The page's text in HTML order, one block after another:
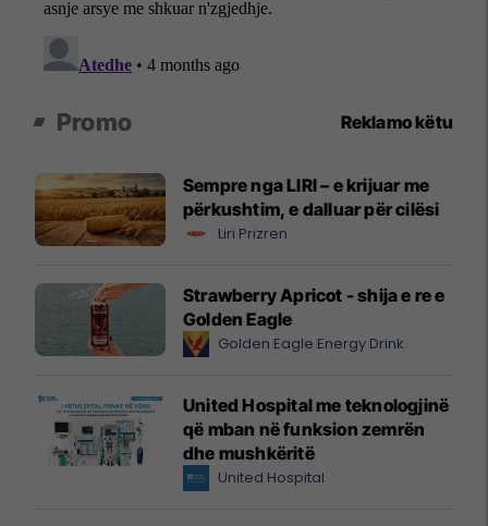
Promo Reklamo këtu
Sempre nga LIRI – e krijuar me
përkushtim, e dalluar për cilësi
Liri Prizren
Strawberry Apricot - shija e re e
Golden Eagle
Golden Eagle Energy Drink
United Hospital me teknologjinë
që mban në funksion zemrën
dhe mushkëritë
United Hospital